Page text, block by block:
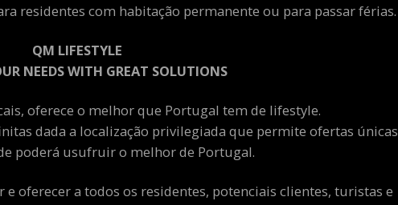
residentes com habitação permanente ou para passar férias.
QM LIFESTYLE
NEEDS WITH GREAT SOLUTIONS
oferece o melhor que Portugal tem de lifestyle.
dada a localização privilegiada que permite ofertas únicas
poderá usufruir o melhor de Portugal.
e oferecer a todos os residentes, potenciais clientes, turistas e